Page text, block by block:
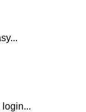
login...